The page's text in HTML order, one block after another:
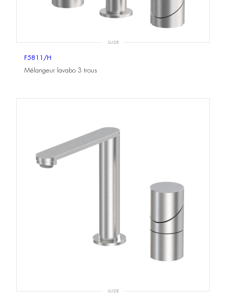
SLIDE
F5811/H
Mélangeur lavabo 3 trous
SLIDE